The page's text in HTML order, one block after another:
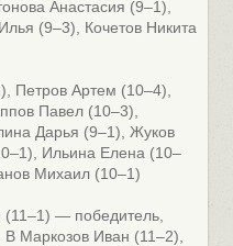
Анастасия (9–1),
(9–3), Кочетов Никита
Петров Артем (10–4),
Павел (10–3),
Дарья (9–1), Жуков
Ильина Елена (10–
Михаил (10–1)
— победитель,
Маркозов Иван (11–2),